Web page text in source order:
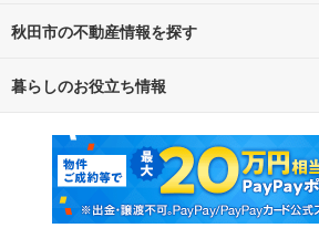
路線・駅から探す
通勤・通学時間から探す
秋田市の不動産情報を探す
不動産・住宅
新築マンション 中古マ
新築一戸建て 中古一
暮らしのお役立ち情報
マンションカタログ 教えて